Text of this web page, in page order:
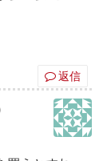
返信